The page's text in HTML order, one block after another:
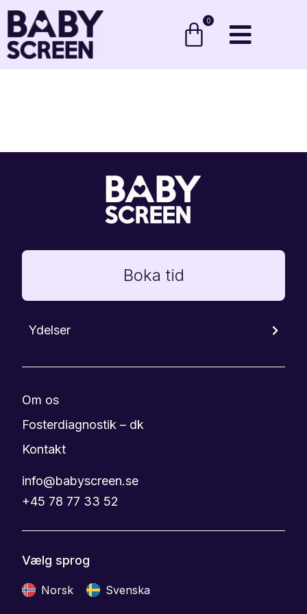
0
Boka tid
Ydelser
Om os
Fosterdiagnostik – dk
Kontakt
info@babyscreen.se
+45 78 77 33 52
Vælg sprog
Norsk Svenska